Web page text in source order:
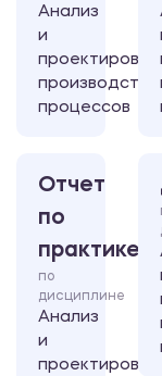
Анализ
и
процессов
Отчет
по
практике
по
дисциплине
Анализ
и